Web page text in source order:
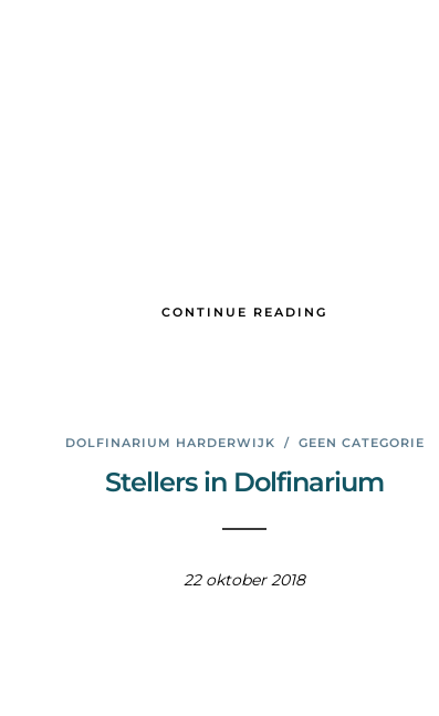
CONTINUE READING
DOLFINARIUM HARDERWIJK / GEEN CATEGORIE
Stellers in Dolfinarium
22 oktober 2018